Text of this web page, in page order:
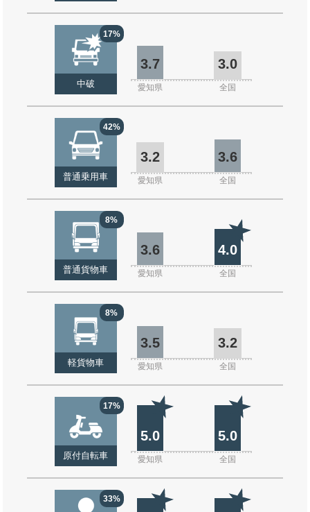
17%
中破
3.7 3.0
愛知県 全国
42%
普通乗用車
3.2 3.6
愛知県 全国
8%
普通貨物車
3.6 4.0
愛知県 全国
8%
軽貨物車
3.5 3.2
愛知県 全国
17%
原付自転車
5.0 5.0
愛知県 全国
33%